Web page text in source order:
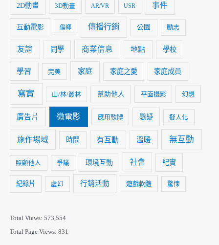
2D動畫 3D動畫 AR/VR USR 事件
互動電影 偏鄉 傳播行銷 公園 勵志
友誼 同學 商業信息 地點 學校
學習 完美 家庭 家庭之愛 家庭成員
寫實 山/林/叢林 幫助他人 平面攝影 幻想
廣告片 微電影 應用軟體 懸疑 擬人化
施作場域 時間 有互動 溫暖 無互動
照顧他人 爭議 環境互動 社會 紀實
紀錄片 虛幻 行銷活動 遊戲軟體 驚悚
Total Views: 573,554
Total Page Views: 831